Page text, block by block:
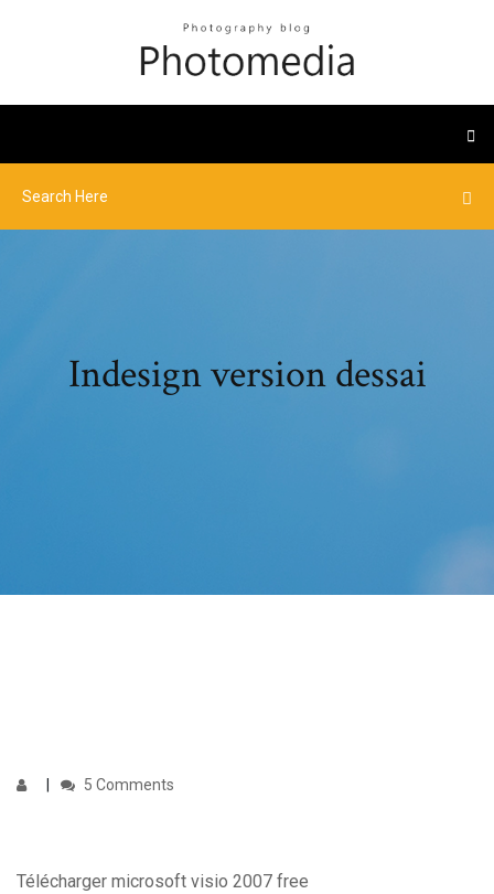
Indesign version dessai
5 Comments
Télécharger microsoft visio 2007 free